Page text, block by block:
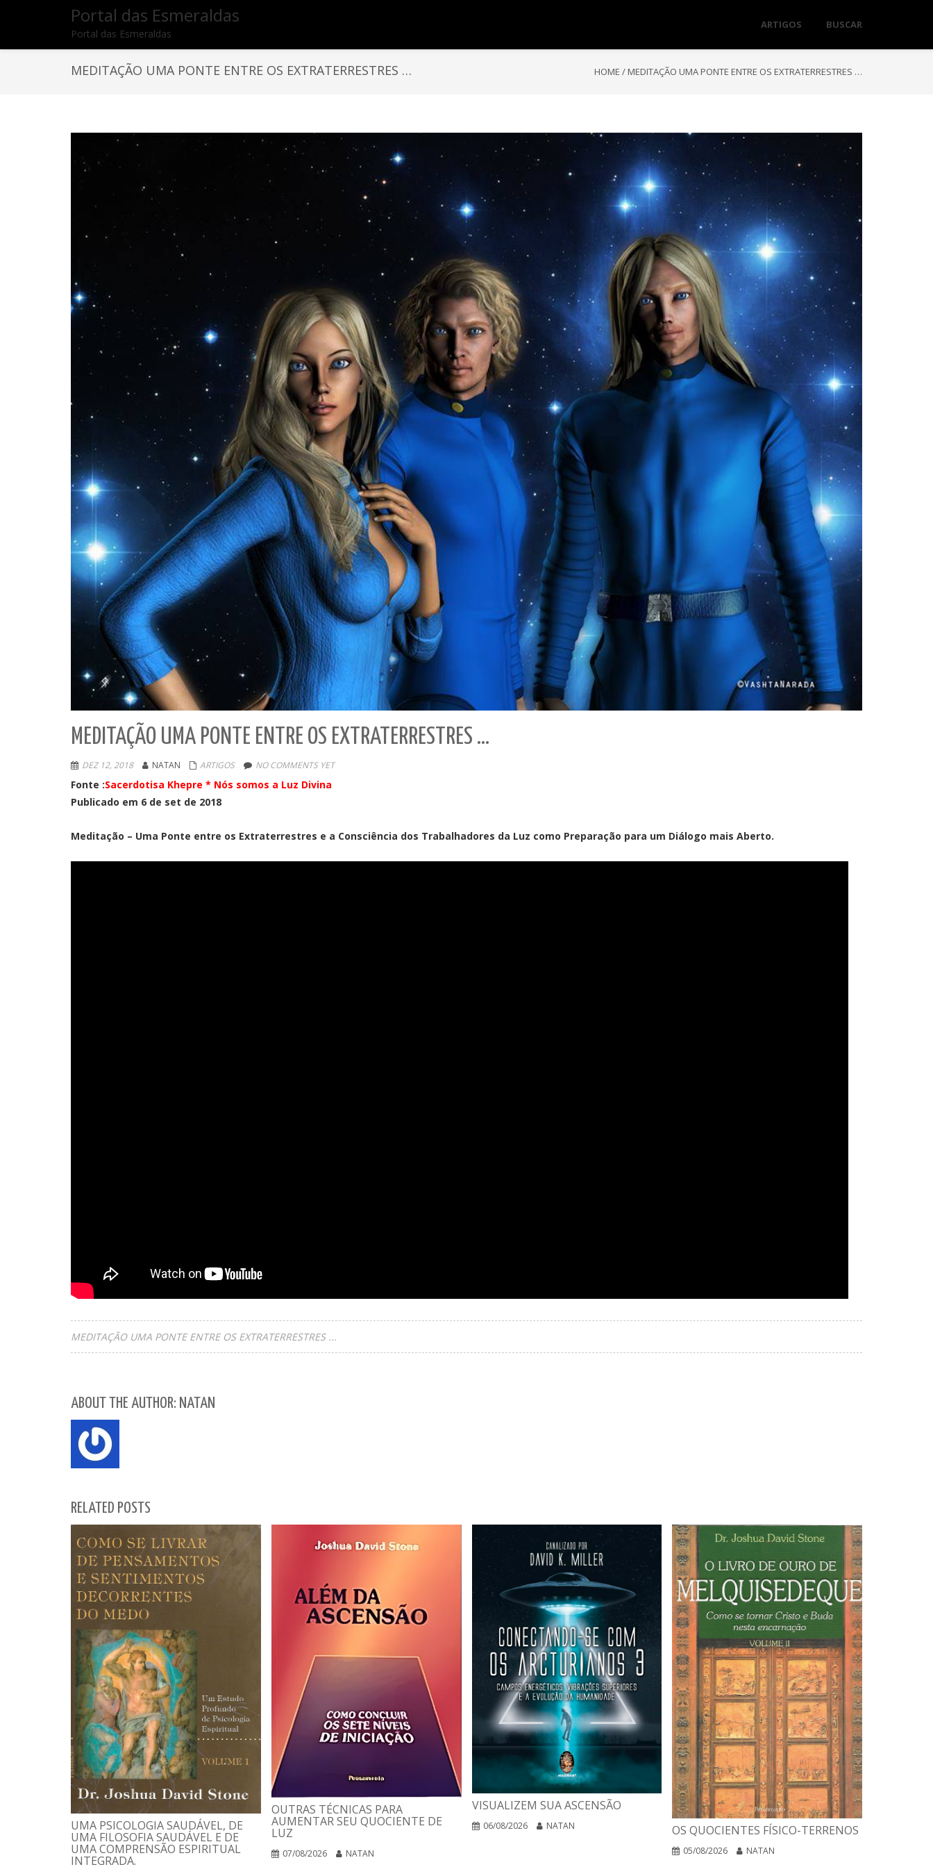
Portal das Esmeraldas
Portal das Esmeraldas
ARTIGOS BUSCAR
MEDITAÇÃO UMA PONTE ENTRE OS EXTRATERRESTRES … HOME / MEDITAÇÃO UMA PONTE ENTRE OS EXTRATERRESTRES …
MEDITAÇÃO UMA PONTE ENTRE OS EXTRATERRESTRES …
DEZ 12, 2018 NATAN ARTIGOS NO COMMENTS YET
Fonte :Sacerdotisa Khepre * Nós somos a Luz Divina
Publicado em 6 de set de 2018
Meditação – Uma Ponte entre os Extraterrestres e a Consciência dos Trabalhadores da Luz como Preparação para um Diálogo mais Aberto.
MEDITAÇÃO UMA PONTE ENTRE OS EXTRATERRESTRES ...
ABOUT THE AUTHOR: NATAN
RELATED POSTS
UMA PSICOLOGIA SAUDÁVEL, DE
UMA FILOSOFIA SAUDÁVEL E DE
UMA COMPRENSÃO ESPIRITUAL
INTEGRADA.
OUTRAS TÉCNICAS PARA
AUMENTAR SEU QUOCIENTE DE
LUZ
07/08/2026 NATAN
VISUALIZEM SUA ASCENSÃO
06/08/2026 NATAN OS QUOCIENTES FÍSICO-TERRENOS
05/08/2026 NATAN